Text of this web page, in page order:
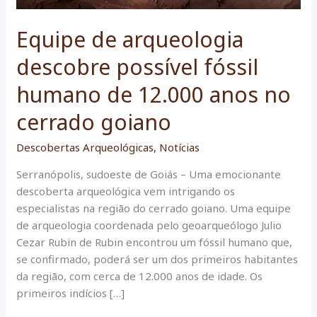
Equipe de arqueologia
descobre possível fóssil
humano de 12.000 anos no
cerrado goiano
Descobertas Arqueológicas, Notícias
Serranópolis, sudoeste de Goiás – Uma emocionante
descoberta arqueológica vem intrigando os
especialistas na região do cerrado goiano. Uma equipe
de arqueologia coordenada pelo geoarqueólogo Julio
Cezar Rubin de Rubin encontrou um fóssil humano que,
se confirmado, poderá ser um dos primeiros habitantes
da região, com cerca de 12.000 anos de idade. Os
primeiros indícios […]